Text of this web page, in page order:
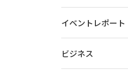
イベントレポート
ビジネス